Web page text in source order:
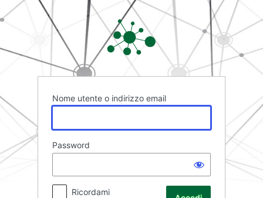
Accedi
Rete FAD
Nome utente o indirizzo email
Password
Ricordami